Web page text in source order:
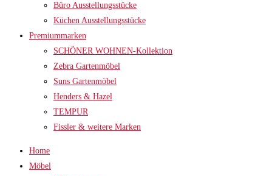
Büro Ausstellungsstücke
Küchen Ausstellungsstücke
Premiummarken
SCHÖNER WOHNEN-Kollektion
Zebra Gartenmöbel
Suns Gartenmöbel
Henders & Hazel
TEMPUR
Fissler & weitere Marken
Home
Möbel